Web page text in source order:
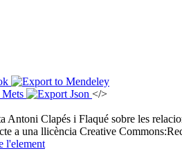
</>
Antoni Clapés i Flaqué sobre les
a una llicència Creative Commons:
l'element